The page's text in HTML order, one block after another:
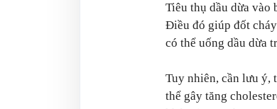
Tiêu thụ dầu dừa vào
Điều đó giúp đốt
có thể uống dầu dừa
Tuy nhiên, cần lưu ý,
thể gây tăng